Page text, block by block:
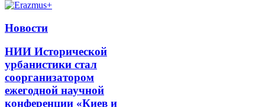
Новости
НИИ Исторической
урбанистики стал
соорганизатором
ежегодной научной
конференции «Киев и